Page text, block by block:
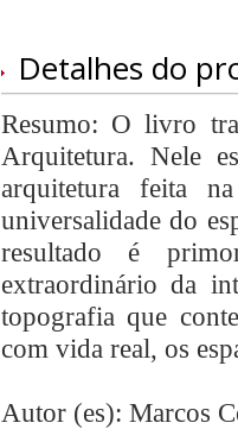
Detalhes do
Resumo: O livro
Arquitetura. Nele
arquitetura feita
universalidade do
resultado é
extraordinário da
topografia que
com vida real, os
Autor (es): Marcos